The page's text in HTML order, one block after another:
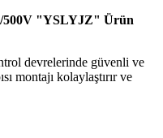
500V "YSLYJZ" Ürün
devrelerinde güvenli ve
montajı kolaylaştırır ve